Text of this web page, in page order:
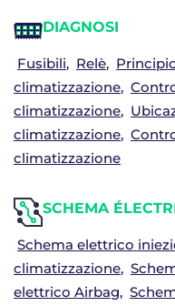
DIAGNOSI
Fusibili Relè
climatizzazione
climatizzazione
climatizzazione
climatizzazione
SCHEMA
Schema elettrico
climatizzazione
elettrico Airbag